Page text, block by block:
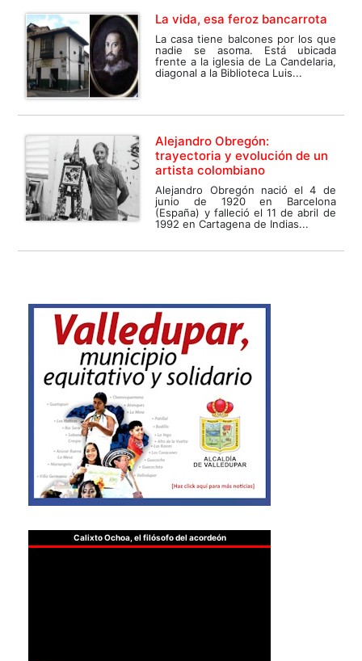
La vida, esa feroz bancarrota
La casa tiene balcones por los que
nadie se asoma. Está ubicada
frente a la iglesia de La Candelaria,
diagonal a la Biblioteca Luis...
Alejandro Obregón:
trayectoria y evolución de un
artista colombiano
Alejandro Obregón nació el 4 de
junio de 1920 en Barcelona
(España) y falleció el 11 de abril de
1992 en Cartagena de Indias...
Calixto Ochoa, el filósofo del acordeón